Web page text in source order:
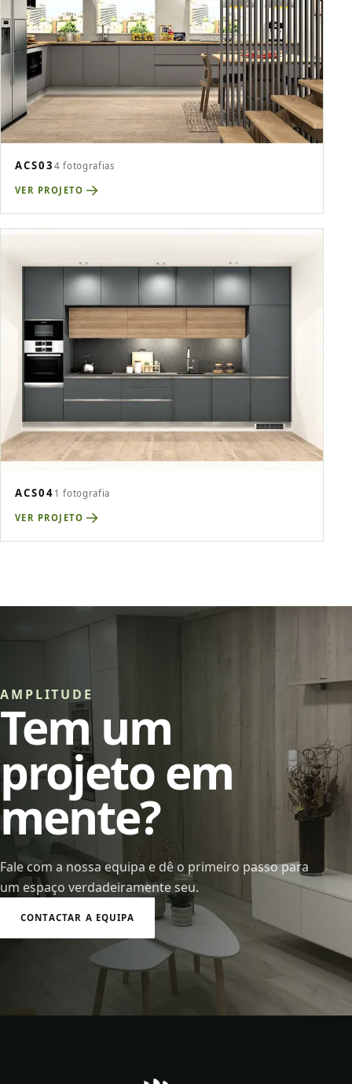
ACS03 4 fotografias
VER PROJETO
ACS04 1 fotografia
VER PROJETO
AMPLITUDE
Tem um
projeto em
mente?
Fale com a nossa equipa e dê o primeiro passo para
um espaço verdadeiramente seu.
CONTACTAR A EQUIPA